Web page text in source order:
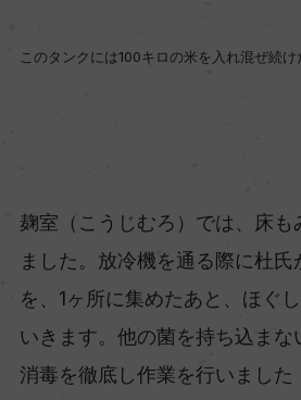
このタンクには100キロの米を入れ混ぜ続
麹室（こうじむろ）では、床も
ました。放冷機を通る際に杜
を、1ヶ所に集めたあと、ほぐ
いきます。他の菌を持ち込まな
消毒を徹底し作業を行いました